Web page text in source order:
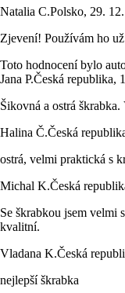
Natalia C.Polsko, 29.
Zjevení! Používám ho
Toto hodnocení bylo
Jana P.Česká republika,
Šikovná a ostrá
Halina Č.Česká
ostrá, velmi praktická s
Michal K.Česká
Se škrabkou jsem velmi
kvalitní.
Vladana K.Česká
nejlepší škrabka